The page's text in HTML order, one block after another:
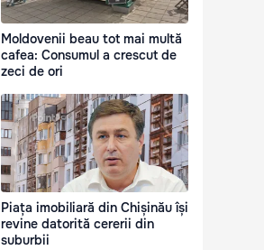
Moldovenii beau tot mai multă
cafea: Consumul a crescut de
zeci de ori
Piața imobiliară din Chișinău își
revine datorită cererii din
suburbii